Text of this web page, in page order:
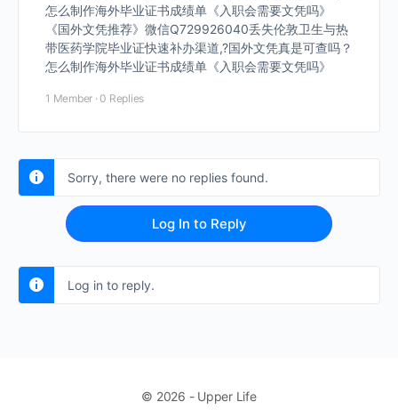
怎么制作海外毕业证书成绩单《入职会需要文凭吗》
《国外文凭推荐》微信Q729926040丢失伦敦卫生与热
带医药学院毕业证快速补办渠道,?国外文凭真是可查吗？
怎么制作海外毕业证书成绩单《入职会需要文凭吗》
1 Member · 0 Replies
Sorry, there were no replies found.
Log In to Reply
Log in to reply.
© 2026 - Upper Life